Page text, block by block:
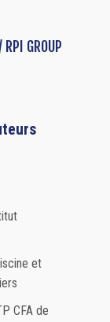
GROUP
et
CFA de